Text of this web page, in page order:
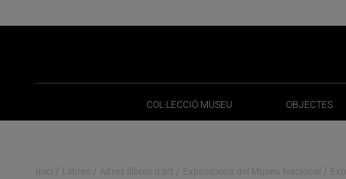
COL·LECCIÓ MUSEU
COL·LECCIÓ MUSEU
OBJECTES
OBJECTES
Inici / Llibres / Altres llibres d'art / Exposicions del Museu Nacional /